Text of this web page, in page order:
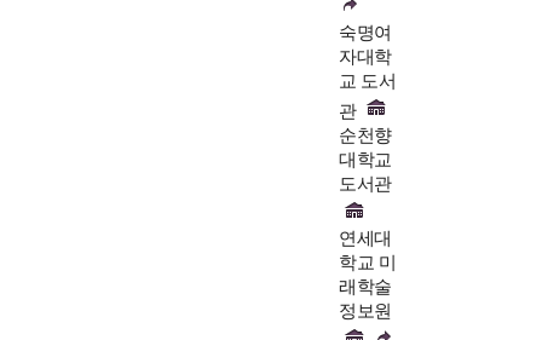
숙명여
자대학
교 도서
관
순천향
대학교
도서관
연세대
학교 미
래학술
정보원